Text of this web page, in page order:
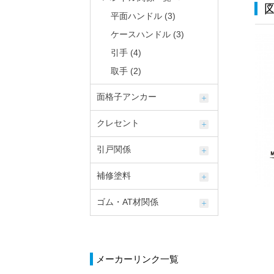
平面ハンドル (3)
ケースハンドル (3)
引手 (4)
取手 (2)
面格子アンカー
クレセント
引戸関係
補修塗料
ゴム・AT材関係
メーカーリンク一覧